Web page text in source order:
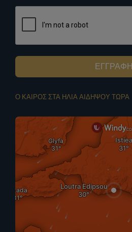
ΕΓΓΡΑΦΗ
Ο ΚΑΙΡΟΣ ΣΤΑ ΗΛΙΑ ΑΙΔΗΨΟΥ ΤΩΡΑ